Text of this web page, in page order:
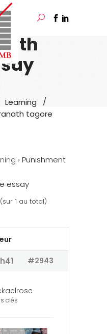
by
Learning
/
tagore
›Punishment
essay
1 au total)
#2943
clés